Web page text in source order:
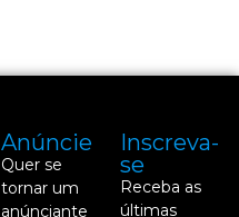
Anúncie
Quer se
tornar um
anúnciante
Inscreva-
se
Receba as
últimas